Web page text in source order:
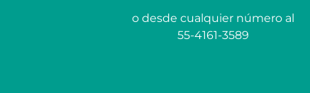
o desde cualquier número al
55-4161-3589